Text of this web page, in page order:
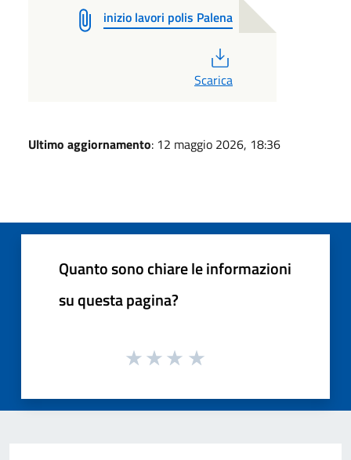
inizio lavori polis Palena
Scarica
Ultimo aggiornamento: 12 maggio 2026, 18:36
Quanto sono chiare le informazioni
su questa pagina?